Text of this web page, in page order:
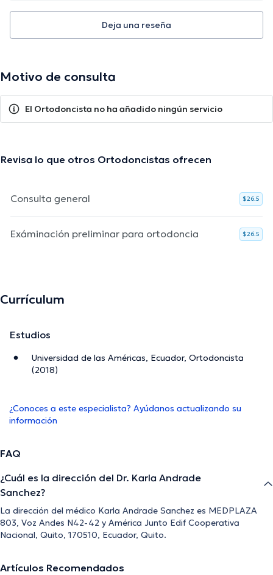
Deja una reseña
Motivo de consulta
El Ortodoncista no ha añadido ningún servicio
Revisa lo que otros Ortodoncistas ofrecen
Consulta general $26.5
Exáminación preliminar para ortodoncia $26.5
Currículum
Estudios
Universidad de las Américas, Ecuador, Ortodoncista
(2018)
¿Conoces a este especialista? Ayúdanos actualizando su
información
FAQ
¿Cuál es la dirección del Dr. Karla Andrade
Sanchez?
La dirección del médico Karla Andrade Sanchez es MEDPLAZA
803, Voz Andes N42-42 y América Junto Edif Cooperativa
Nacional, Quito, 170510, Ecuador, Quito.
Artículos Recomendados